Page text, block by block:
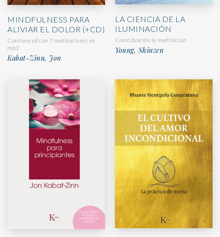
MINDFULNESS PARA
ALIVIAR EL DOLOR (+CD)
Contiene cd con 7 meditaciones en
mp3
Kabat-Zinn, Jon
LA CIENCIA DE LA
ILUMINACIÓN
Como función la meditación
Young, Shinzen